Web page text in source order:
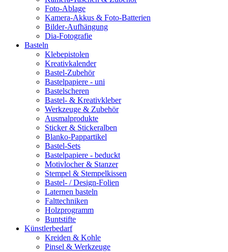
Foto-Ablage
Kamera-Akkus & Foto-Batterien
Bilder-Aufhängung
Dia-Fotografie
Basteln
Klebepistolen
Kreativkalender
Bastel-Zubehör
Bastelpapiere - uni
Bastelscheren
Bastel- & Kreativkleber
Werkzeuge & Zubehör
Ausmalprodukte
Sticker & Stickeralben
Blanko-Pappartikel
Bastel-Sets
Bastelpapiere - beduckt
Motivlocher & Stanzer
Stempel & Stempelkissen
Bastel- / Design-Folien
Laternen basteln
Falttechniken
Holzprogramm
Buntstifte
Künstlerbedarf
Kreiden & Kohle
Pinsel & Werkzeuge